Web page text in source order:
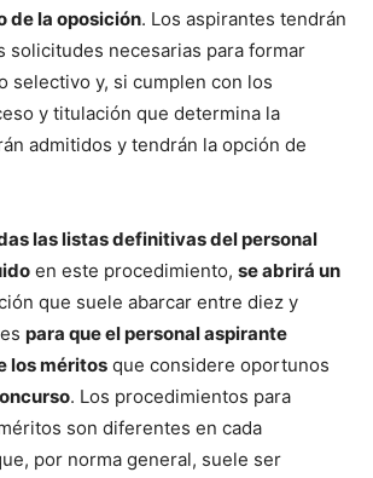
de la oposición. Los aspirantes tendrán
solicitudes necesarias para formar
selectivo y, si cumplen con los
y titulación que determina la
admitidos y tendrán la opción de
las listas definitivas del personal
en este procedimiento, se abrirá un
que suele abarcar entre diez y
para que el personal aspirante
los méritos que considere oportunos
. Los procedimientos para
son diferentes en cada
por norma general, suele ser